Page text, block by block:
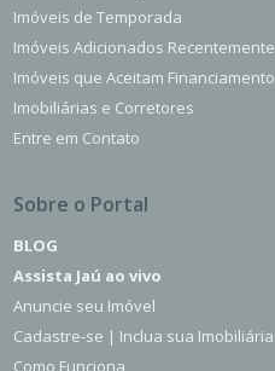
Imóveis de Temporada
Imóveis Adicionados Recentemente
Imóveis que Aceitam Financiamento
Imobiliárias e Corretores
Entre em Contato
Sobre o Portal
BLOG
Assista Jaú ao vivo
Anuncie seu Imóvel
Cadastre-se | Inclua sua Imobiliária
Como Funciona